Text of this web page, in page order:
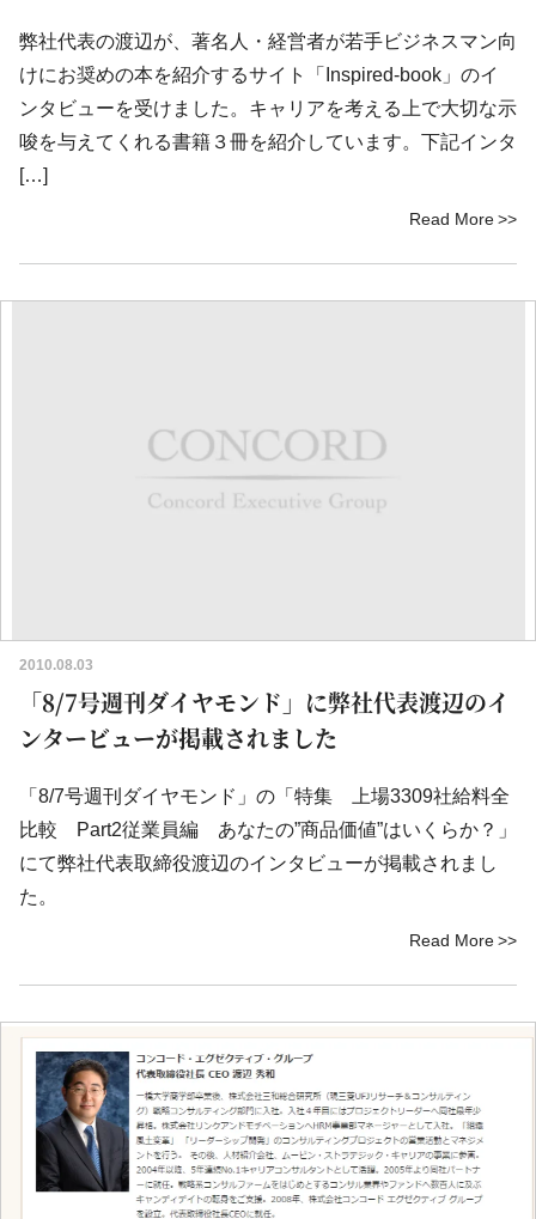
弊社代表の渡辺が、著名人・経営者が若手ビジネスマン向
けにお奨めの本を紹介するサイト「Inspired-book」のイ
ンタビューを受けました。キャリアを考える上で大切な示
唆を与えてくれる書籍３冊を紹介しています。下記インタ
[…]
Read More
2010.08.03
「8/7号週刊ダイヤモンド」に弊社代表渡辺のイ
ンタービューが掲載されました
「8/7号週刊ダイヤモンド」の「特集 上場3309社給料全
比較 Part2従業員編 あなたの”商品価値”はいくらか？」
にて弊社代表取締役渡辺のインタビューが掲載されまし
た。
Read More